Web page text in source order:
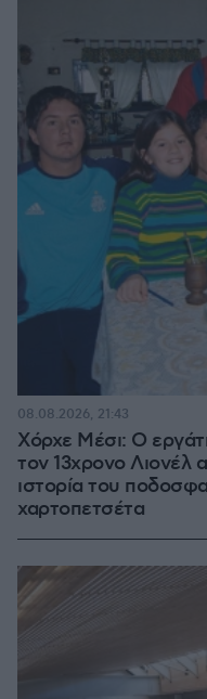
Χόρχε Μέσι: Ο
τον 13χρονο Λιονέλ
ιστορία του
χαρτοπετσέτα
08.08.2026, 21:43